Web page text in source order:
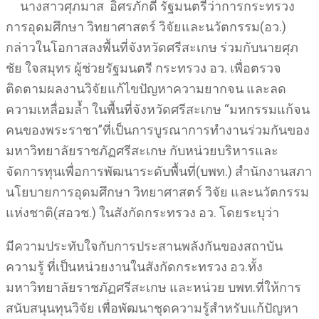
นางสาวศุภมาส อิศรภักดี รัฐมนตรีว่าการกระทรวง
การอุดมศึกษา วิทยาศาสตร์ วิจัยและนวัตกรรม(อว.)
กล่าวในโอกาสลงพื้นที่จังหวัดศรีสะเกษ ร่วมกับนายศุภ
ชัย ใจสมุทร ผู้ช่วยรัฐมนตรี กระทรวง อว. เพื่อตรวจ
ติดตามผลงานวิจัยแก้ไขปัญหาความยากจน และลด
ความเหลื่อมล้ำ ในพื้นที่จังหวัดศรีสะเกษ “มหกรรมแก้จน
คนของพระราชา”ที่เป็นการบูรณาการทำงานร่วมกันของ
มหาวิทยาลัยราชภัฏศรีสะเกษ กับหน่วยบริหารและ
จัดการทุนเพื่อการพัฒนาระดับพื้นที่(บพท.) สำนักงานสภา
นโยบายการอุดมศึกษา วิทยาศาสตร์ วิจัย และนวัตกรรม
แห่งชาติ(สอวช.) ในสังกัดกระทรวง อว. โดยระบุว่า
มีความประทับใจกับการประสานพลังกันของสถาบัน
ความรู้ ที่เป็นหน่วยงานในสังกัดกระทรวง อว.ทั้ง
มหาวิทยาลัยราชภัฏศรีสะเกษ และหน่วย บพท.ที่ให้การ
สนับสนุนทุนวิจัย เพื่อพัฒนาชุดความรู้สำหรับแก้ปัญหา